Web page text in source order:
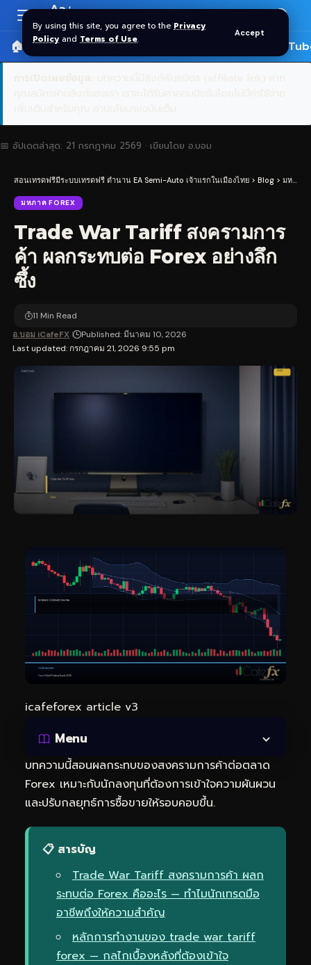
By using this site, you agree to the Privacy
Policy and Terms of Use.
Accept
Resizer
Aa
🏠 หน้าแรก ราคาทอง SPDR 🎬
📅 อัปเดตล่าสุด: 21 กรกฎาคม 2569 · เขียนโดย อ.บอม
สอนเทรดฟรีมีระบบเทรดฟรี ตำนาน EA Semi-Auto เจ้าแรกในเมืองไทย > Blog > มหภาค Forex
มหภาค FOREX
Trade War Tariff สงครามการ
ค้า ผลกระทบต่อ Forex อย่างลึก
ซึ้ง
Last updated: กรกฎาคม 21, 2026 9:55 pm
อ.บอม iCafeFX Published: มีนาคม 10, 2026
11 Min Read
icafeforex article v3
Menu
บทความนี้สอนผลกระทบของสงครามการค้าต่อตลาด
Forex เหมาะกับนักลงทุนที่ต้องการเข้าใจความผันผวน
และปรับกลยุทธ์การซื้อขายให้รอบคอบขึ้น.
📋 สารบัญ
Trade War Tariff สงครามการค้า ผลก
ระทบต่อ Forex คืออะไร — ทำไมนักเทรดมือ
อาชีพถึงให้ความสำคัญ
หลักการทำงานของ trade war tariff
forex — กลไกเบื้องหลังที่ต้องเข้าใจ